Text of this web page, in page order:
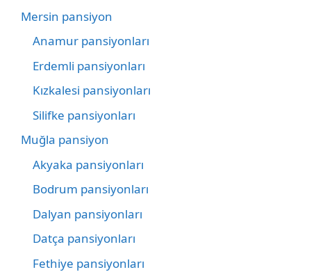
Mersin pansiyon
Anamur pansiyonları
Erdemli pansiyonları
Kızkalesi pansiyonları
Silifke pansiyonları
Muğla pansiyon
Akyaka pansiyonları
Bodrum pansiyonları
Dalyan pansiyonları
Datça pansiyonları
Fethiye pansiyonları